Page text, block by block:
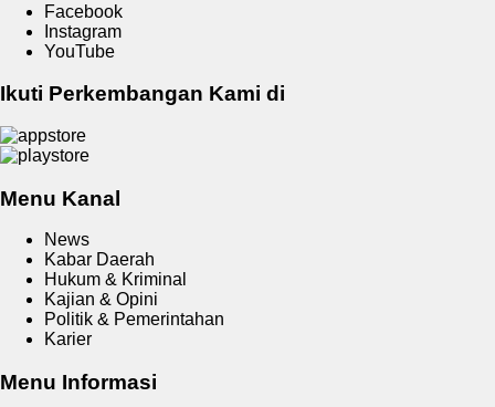
Facebook
Instagram
YouTube
Ikuti Perkembangan Kami di
Menu Kanal
News
Kabar Daerah
Hukum & Kriminal
Kajian & Opini
Politik & Pemerintahan
Karier
Menu Informasi